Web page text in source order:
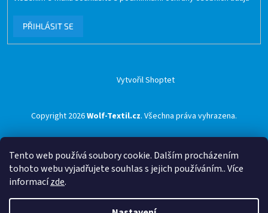
Tento web používá soubory cookie. Dalším procházením
tohoto webu vyjadřujete souhlas s jejich používáním.. Více
informacízde.
PŘIHLÁSIT SE
Vytvořil Shoptet
Copyright 2026Wolf-Textil.cz. Všechna práva vyhrazena.